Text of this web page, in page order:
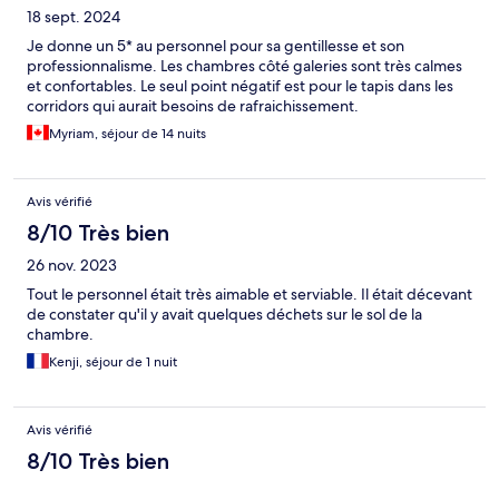
18 sept. 2024
Je donne un 5* au personnel pour sa gentillesse et son
professionnalisme. Les chambres côté galeries sont très calmes
et confortables. Le seul point négatif est pour le tapis dans les
corridors qui aurait besoins de rafraichissement.
Myriam, séjour de 14 nuits
Avis vérifié
8/10 Très bien
26 nov. 2023
Tout le personnel était très aimable et serviable. Il était décevant
de constater qu'il y avait quelques déchets sur le sol de la
chambre.
Kenji, séjour de 1 nuit
Avis vérifié
8/10 Très bien